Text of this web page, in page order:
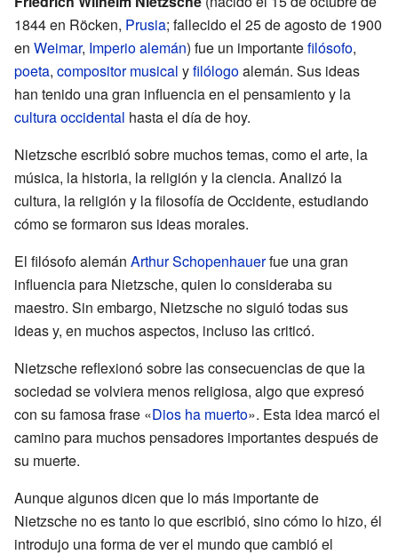
1844 en Röcken, Prusia; fallecido el 25 de agosto de 1900
en Weimar, Imperio alemán) fue un importantefilósofo,
poeta, compositor musical yfilólogoalemán. Sus ideas
han tenido una gran influencia en el pensamiento y la
cultura occidental hasta el día de hoy.
Nietzsche escribió sobre muchos temas, como el arte, la
música, la historia, la religión y la ciencia. Analizó la
cultura, la religión y la filosofía de Occidente, estudiando
cómo se formaron sus ideas morales.
El filósofo alemán Arthur Schopenhauerfue una gran
influencia para Nietzsche, quien lo consideraba su
maestro. Sin embargo, Nietzsche no siguió todas sus
ideas y, en muchos aspectos, incluso las criticó.
Nietzsche reflexionó sobre las consecuencias de que la
sociedad se volviera menos religiosa, algo que expresó
con su famosa frase «Dios ha muerto». Esta idea marcó el
camino para muchos pensadores importantes después de
su muerte.
Aunque algunos dicen que lo más importante de
Nietzsche no es tanto lo que escribió, sino cómo lo hizo, él
introdujo una forma de ver el mundo que cambió el